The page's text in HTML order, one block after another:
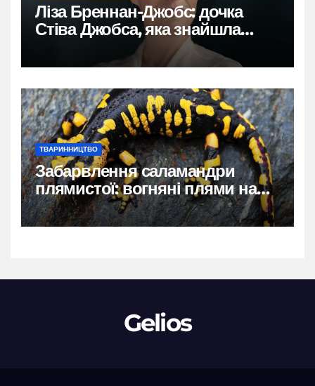
Ліза Бреннан-Джобс: дочка
Стіва Джобса, яка знайшла
власний голос
ТВАРИННИЦТВО
Забарвлення саламандри
плямистої: вогняні плями на
чорному тлі
Gelios